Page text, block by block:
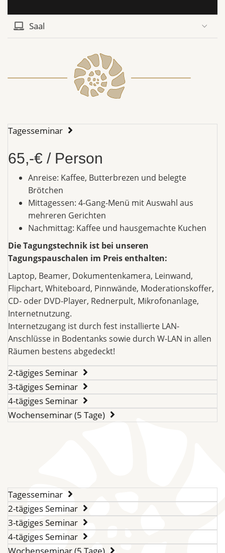
Saal
Tagesseminar
65,-€ / Person
Anreise: Kaffee, Butterbrezen und belegte
Brötchen
Mittagessen: 4-Gang-Menü mit Auswahl aus
mehreren Gerichten
Nachmittag: Kaffee und hausgemachte Kuchen
Die Tagungstechnik ist bei unseren
Tagungspauschalen im Preis enthalten:
Laptop, Beamer, Dokumentenkamera, Leinwand,
Flipchart, Whiteboard, Pinnwände, Moderationskoffer,
CD- oder DVD-Player, Rednerpult, Mikrofonanlage,
Internetnutzung.
Internetzugang ist durch fest installierte LAN-
Anschlüsse in Bodentanks sowie durch W-LAN in allen
Räumen bestens abgedeckt!
2-tägiges Seminar
3-tägiges Seminar
4-tägiges Seminar
Wochenseminar (5 Tage)
Tagesseminar
2-tägiges Seminar
3-tägiges Seminar
4-tägiges Seminar